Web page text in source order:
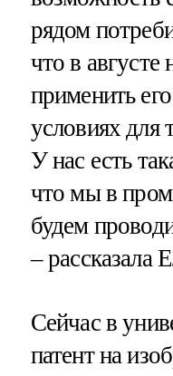
рядом
что в августе
применить
условиях для
У нас есть
что мы в
будем
– рассказала
Сейчас в
патент на